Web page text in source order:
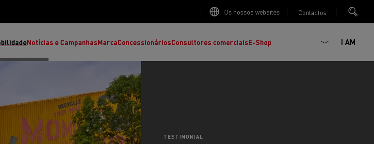
Os nossos websites Contactos
Notícias e CampanhasMarcaConcessionáriosConsultores comerciaisE-Shop I AM
TESTIMONIAL